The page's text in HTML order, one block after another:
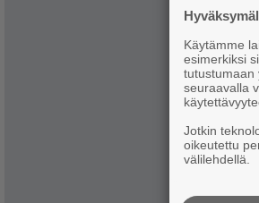
Käytämme
esimerkiksi
tutustumaan
seuraavalla
Jotkin
oikeutettu
välilehdellä.